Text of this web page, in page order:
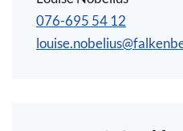
076-695 54 12